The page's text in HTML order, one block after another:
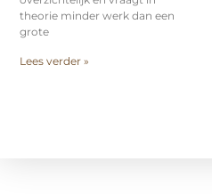
theorie minder werk dan een
grote
Lees verder »